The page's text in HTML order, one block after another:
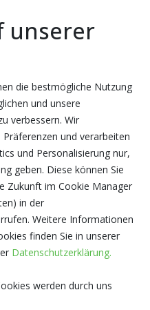
unserer
die bestmögliche Nutzung
und unsere
verbessern. Wir
und verarbeiten
und Personalisierung nur,
geben. Diese können Sie
Zukunft im Cookie Manager
in der
Weitere Informationen
finden Sie in unserer
Datenschutzerklärung.
werden durch uns